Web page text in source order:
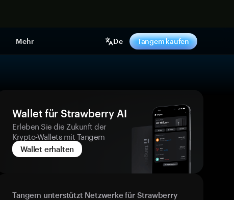
Mehr De Tangem kaufen
Wallet für Strawberry AI
Erleben Sie die Zukunft der
Krypto-Wallets mit Tangem
Wallet erhalten
Tangem unterstützt Netzwerke für Strawberry